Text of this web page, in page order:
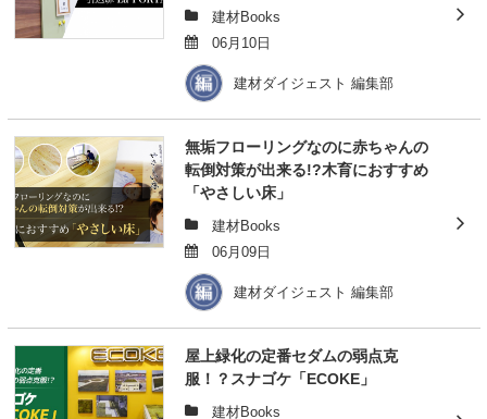
建材Books
06月10日
建材ダイジェスト 編集部
無垢フローリングなのに赤ちゃんの
転倒対策が出来る!?木育におすすめ
「やさしい床」
建材Books
06月09日
建材ダイジェスト 編集部
屋上緑化の定番セダムの弱点克
服！？スナゴケ「ECOKE」
建材Books